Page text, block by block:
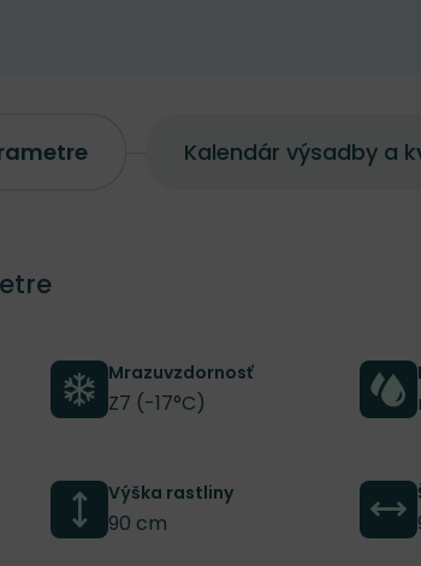
Kalendár výsadby a
Mrazuvzdornosť
Z7 (-17°C)
Výška rastliny
90 cm